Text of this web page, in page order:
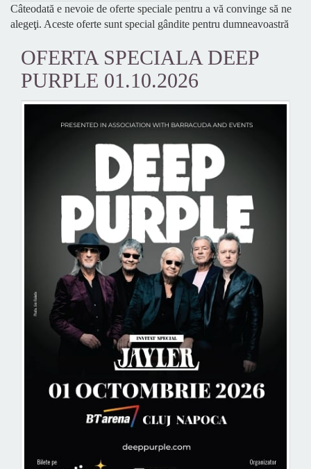
Câteodată e nevoie de oferte speciale pentru a vă convinge să ne
alegeţi. Aceste oferte sunt special gândite pentru dumneavoastră
OFERTA SPECIALA DEEP
PURPLE 01.10.2026